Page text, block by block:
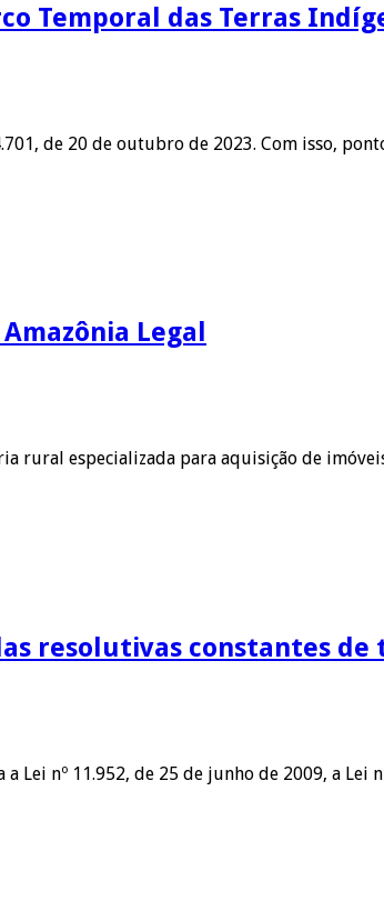
Temporal das Terras
de 20 de outubro de 2023. Com isso,
Legal
especializada para aquisição de
resolutivas constantes
Lei nº 11.952, de 25 de junho de 2009, a Lei